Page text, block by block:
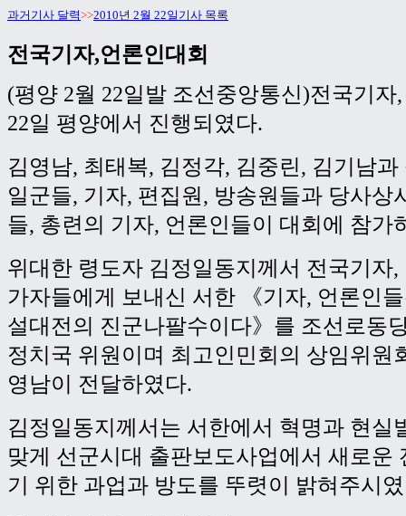
과거기사 달력>>2010년 2월 22일기사 목록
전국기자,언론인대회
(평양 2월 22일발 조선중앙통신)전국기자
22일 평양에서 진행되였다.
김영남, 최태복, 김정각, 김중린, 김기남
일군들, 기자, 편집원, 방송원들과 당사상
들, 총련의 기자, 언론인들이 대회에 참가
위대한 령도자 김정일동지께서 전국기자
가자들에게 보내신 서한 《기자, 언론인
설대전의 진군나팔수이다》를 조선로동
정치국 위원이며 최고인민회의 상임위원
영남이 전달하였다.
김정일동지께서는 서한에서 혁명과 현실
맞게 선군시대 출판보도사업에서 새로운
기 위한 과업과 방도를 뚜렷이 밝혀주시